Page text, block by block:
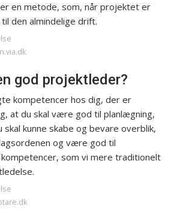
en metode, som, når projektet er
den almindelige drift.
god projektleder?
kompetencer hos dig, der er
at du skal være god til planlægning,
kunne skabe og bevare overblik,
og være god til
som vi mere traditionelt